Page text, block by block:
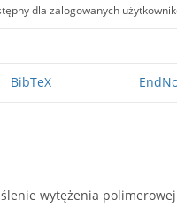
dla zalogowanych
BibTeX
wytężenia